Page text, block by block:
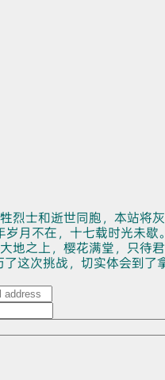
烈士和逝世同胞，本站将
岁月不在，十七载时光未
地之上，樱花满堂，只待
了这次挑战，切实体会到了